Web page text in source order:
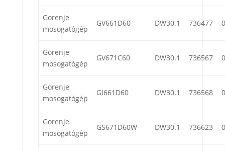
Gorenje
mosogatógép
GV661D60 DW30.1 736477
Gorenje
mosogatógép
GV671C60 DW30.1 736567
Gorenje
mosogatógép
GI661D60 DW30.1 736568
Gorenje
mosogatógép
GS671D60W DW30.1 736623